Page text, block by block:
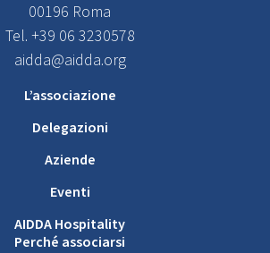
00196 Roma
Tel. +39 06 3230578
aidda@aidda.org
L’associazione
Delegazioni
Aziende
Eventi
AIDDA Hospitality
Perché associarsi